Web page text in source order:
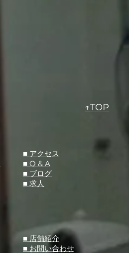
↑TOP
​■ アクセス
■ Q & A
​■ ブログ
​■ 求人
​■ 店舗紹介
■ お問い合わせ